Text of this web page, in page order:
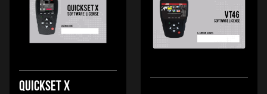
QUICKSET X